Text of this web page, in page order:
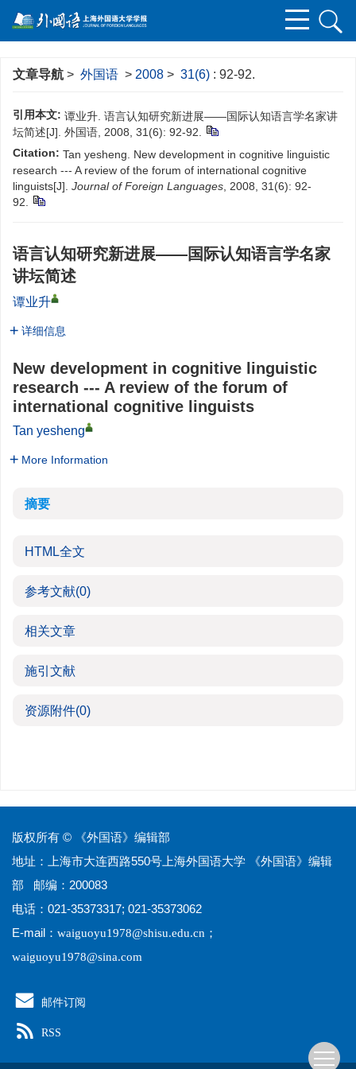
文章导航 > 外国语 > 2008 > 31(6) : 92-92.
引用本文: 谭业升. 语言认知研究新进展——国际认知语言学名家讲
坛简述[J]. 外国语, 2008, 31(6): 92-92.
Citation: Tan yesheng. New development in cognitive linguistic
research --- A review of the forum of international cognitive
linguists[J]. Journal of Foreign Languages , 2008, 31(6): 92-
92.
语言认知研究新进展——国际认知语言学名家
讲坛简述
谭业升
详细信息
New development in cognitive linguistic
research --- A review of the forum of
international cognitive linguists
Tan yesheng
More Information
摘要
HTML全文
参考文献(0)
相关文章
施引文献
资源附件(0)
版权所有 © 《外国语》编辑部
地址：上海市大连西路550号上海外国语大学 《外国语》编辑
部 邮编：200083
电话：021-35373317; 021-35373062
E-mail： waiguoyu1978@shisu.edu.cn ；
waiguoyu1978@sina.com
邮件订阅
RSS